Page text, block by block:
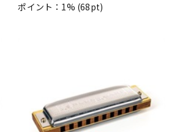
ポイント：1% (68pt)